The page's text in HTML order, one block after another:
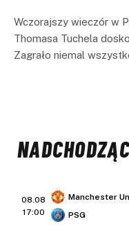
Wczorajszy wieczór w
Thomasa Tuchela
Zagrało niemal
08.08
17:00
Manchester
PSG